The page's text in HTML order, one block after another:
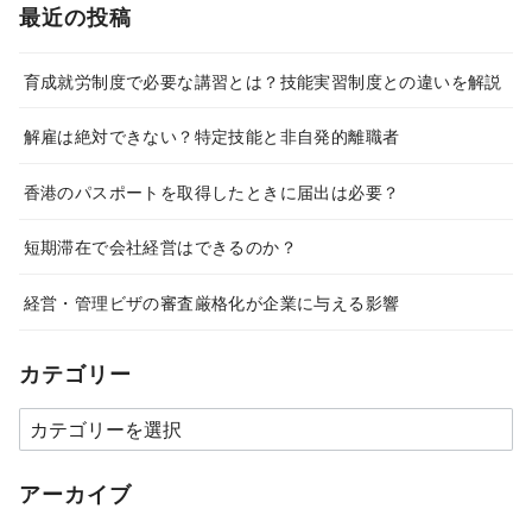
最近の投稿
育成就労制度で必要な講習とは？技能実習制度との違いを解説
解雇は絶対できない？特定技能と非自発的離職者
香港のパスポートを取得したときに届出は必要？
短期滞在で会社経営はできるのか？
経営・管理ビザの審査厳格化が企業に与える影響
カテゴリー
カ
テ
ゴ
アーカイブ